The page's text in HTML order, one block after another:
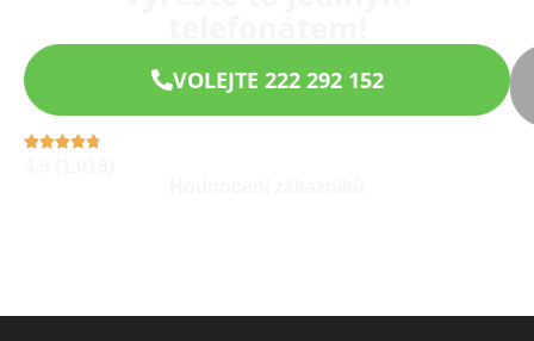
VOLEJTE 222 292 152